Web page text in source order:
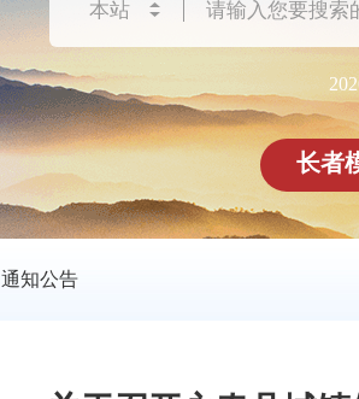
长者
通知公告